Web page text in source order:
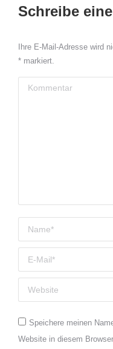
Schreibe
Ihre E-Mail-Adresse wird
* markiert.
Kommentar
Name *
E-Mail *
Website
Speichere meinen
Website in diesem